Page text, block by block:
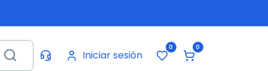
Iniciar sesión
0 0